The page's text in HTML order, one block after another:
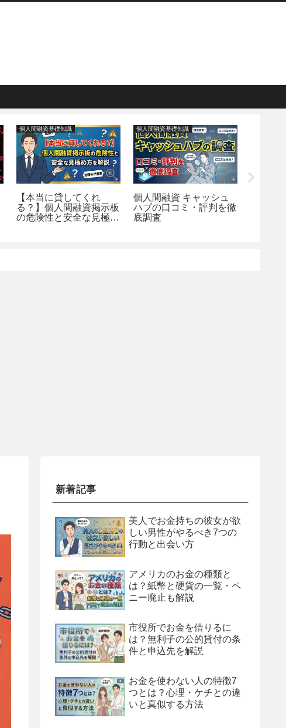
個人間融資基礎知識
【本当に貸してくれ
る？】個人間融資掲示板
の危険性と安全な見極め
個人間融資基礎知識
個人間融資 キャッシュ
ハブの口コミ・評判を徹
底調査
新着記事
美人でお金持ちの彼女が欲
しい男性がやるべき7つの
行動と出会い方
アメリカのお金の種類と
は？紙幣と硬貨の一覧・ペ
ニー廃止も解説
市役所でお金を借りるに
は？無利子の公的貸付の条
件と申込先を解説
お金を使わない人の特徴7
つとは？心理・ケチとの違
いと真似する方法